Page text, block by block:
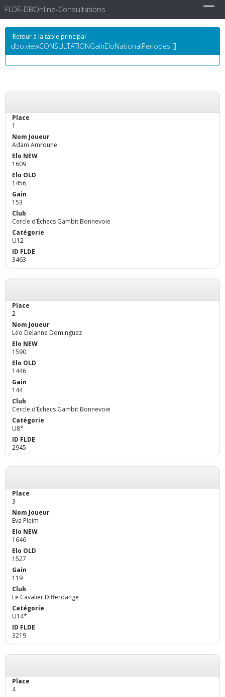
FLDE-DBOnline-Consultations
Retour à la table principal
dbo.viewCONSULTATIONGainEloNationalPeriodes []
1
Adam Amroune
1609
1456
153
Cercle d’Échecs Gambit Bonnevoie
U12
3463
2
Léo Delanne Dominguez
1590
1446
144
Cercle d’Échecs Gambit Bonnevoie
U8*
2945
3
Eva Pleim
1646
1527
119
Le Cavalier Differdange
U14*
3219
4